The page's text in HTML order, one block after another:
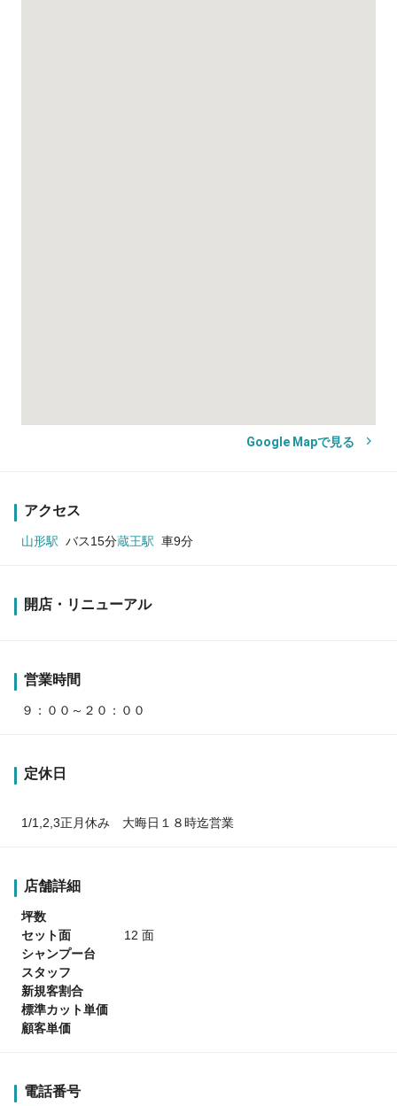
Google Mapで見る
アクセス
山形駅 バス15分蔵王駅 車9分
開店・リニューアル
営業時間
９：００～２０：００
定休日
1/1,2,3正月休み 大晦日１８時迄営業
店舗詳細
坪数
セット面
12 面
シャンプー台
スタッフ
新規客割合
標準カット単価
顧客単価
電話番号